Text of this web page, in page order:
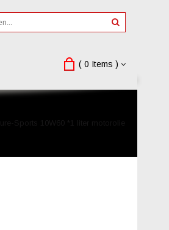
( 0 Items )